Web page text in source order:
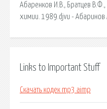
Абаренков И.В., Братцев В.Ф.,
химии. 1989.djvu - Абаринов
Links to Important Stuff
Скачать кодек mp3 aimp